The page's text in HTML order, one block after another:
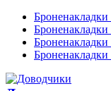
Броненакладки
Броненакладки
Броненакладки
Броненакладки